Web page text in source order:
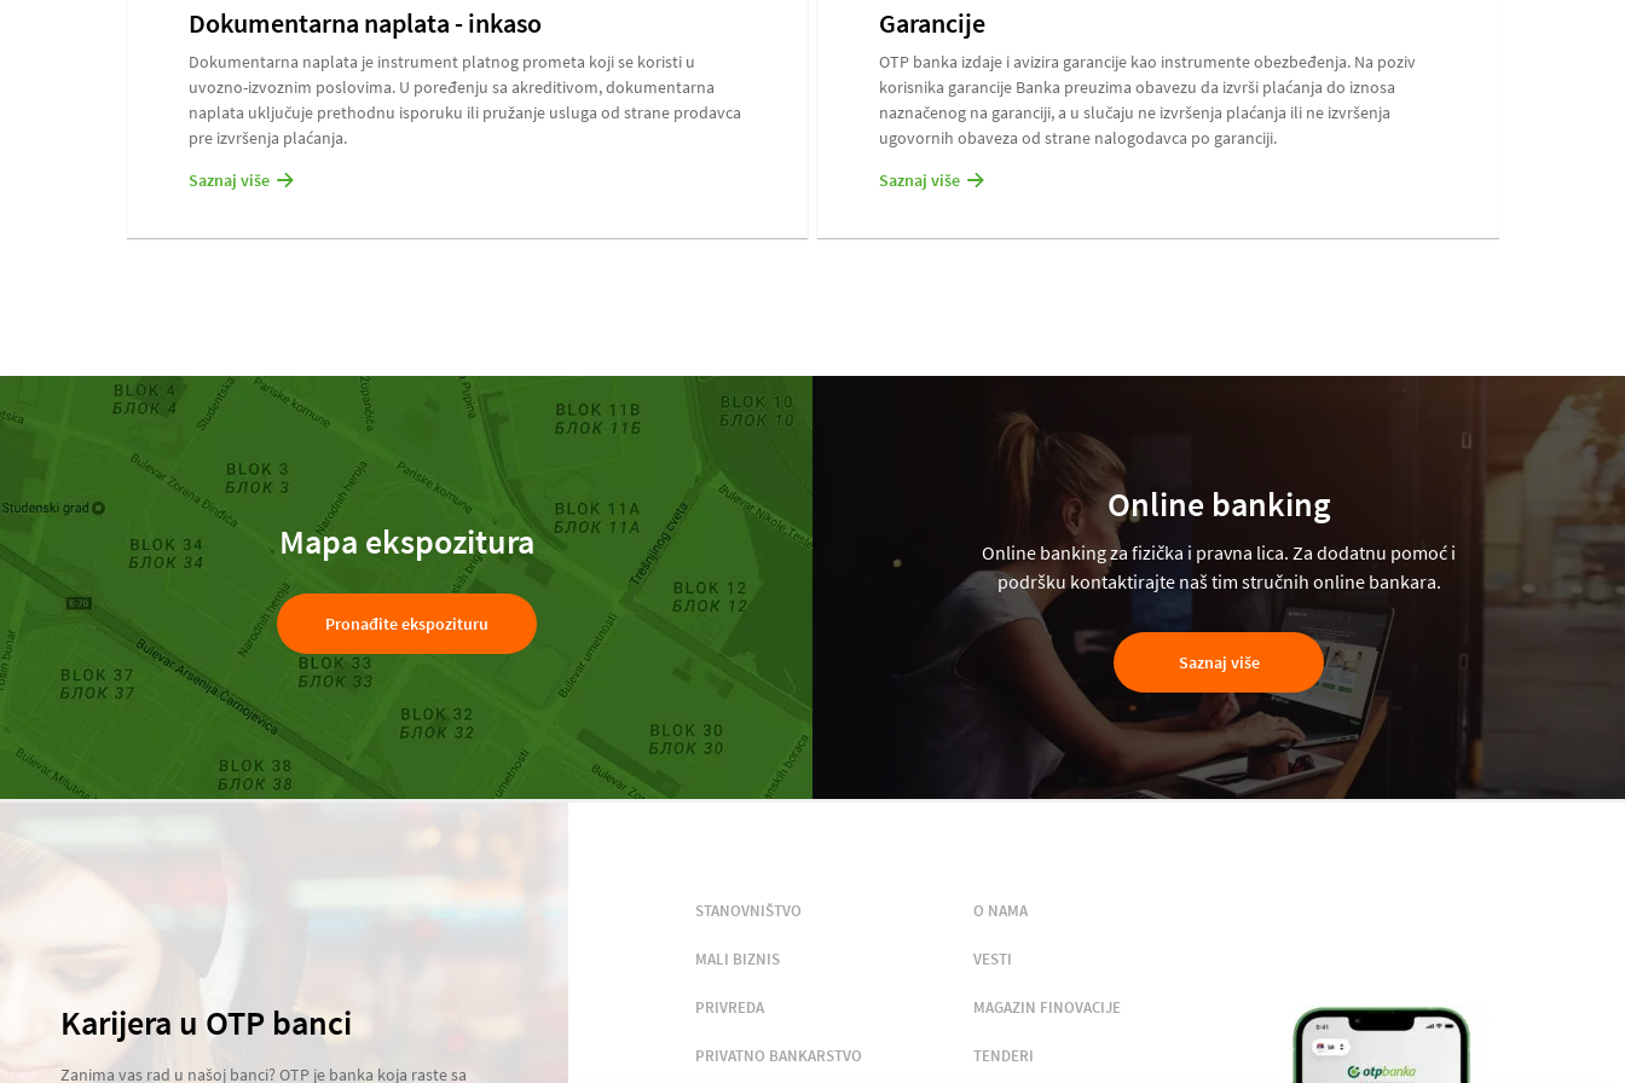
Dokumentarna naplata - inkaso
Dokumentarna naplata je instrument platnog prometa koji se koristi u
uvozno-izvoznim poslovima. U poređenju sa akreditivom, dokumentarna
naplata uključuje prethodnu isporuku ili pružanje usluga od strane prodavca
pre izvršenja plaćanja.
Saznaj više
Garancije
OTP banka izdaje i avizira garancije kao instrumente obezbeđenja. Na poziv
korisnika garancije Banka preuzima obavezu da izvrši plaćanja do iznosa
naznačenog na garanciji, a u slučaju ne izvršenja plaćanja ili ne izvršenja
ugovornih obaveza od strane nalogodavca po garanciji.
Saznaj više
Mapa ekspozitura
Pronađite ekspozituru
Online banking
Online banking za fizička i pravna lica. Za dodatnu pomoć i
podršku kontaktirajte naš tim stručnih online bankara.
Saznaj više
Karijera u OTP banci
Zanima vas rad u našoj banci? OTP je banka koja raste sa
STANOVNIŠTVO
MALI BIZNIS
PRIVREDA
PRIVATNO BANKARSTVO
O NAMA
VESTI
MAGAZIN FINOVACIJE
TENDERI